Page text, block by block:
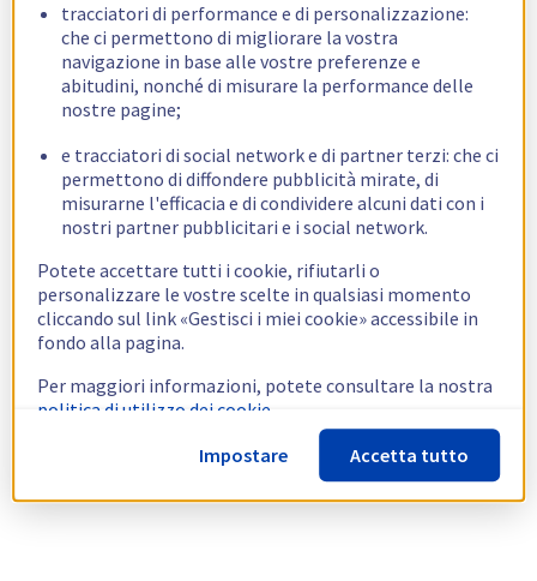
tracciatori di performance e di personalizzazione:
che ci permettono di migliorare la vostra
navigazione in base alle vostre preferenze e
abitudini, nonché di misurare la performance delle
nostre pagine;
e tracciatori di social network e di partner terzi: che ci
permettono di diffondere pubblicità mirate, di
misurarne l'efficacia e di condividere alcuni dati con i
nostri partner pubblicitari e i social network.
Potete accettare tutti i cookie, rifiutarli o
personalizzare le vostre scelte in qualsiasi momento
cliccando sul link «Gestisci i miei cookie» accessibile in
fondo alla pagina.
Per maggiori informazioni, potete consultare la nostra
politica di utilizzo dei cookie.
Impostare
Accetta tutto